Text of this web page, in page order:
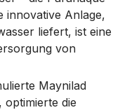
innovative Anlage,
liefert, ist eine
von
Maynilad
optimierte die